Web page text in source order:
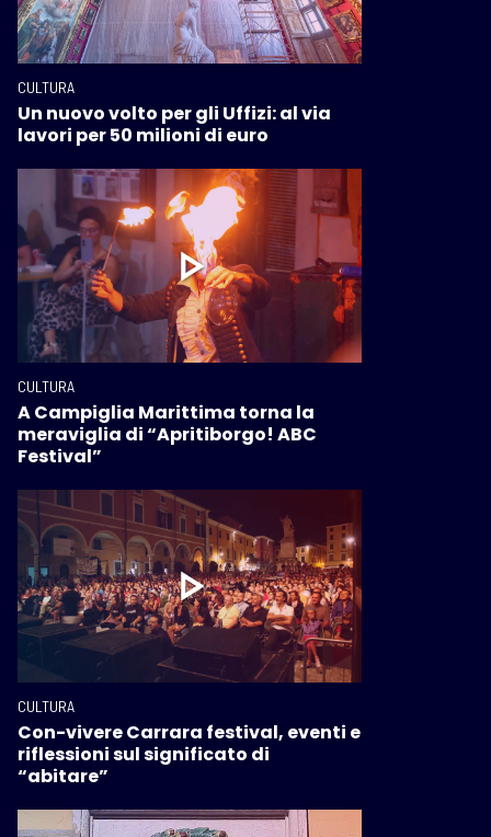
CULTURA
Un nuovo volto per gli Uffizi: al via
lavori per 50 milioni di euro
CULTURA
A Campiglia Marittima torna la
meraviglia di “Apritiborgo! ABC
Festival”
CULTURA
Con-vivere Carrara festival, eventi e
riflessioni sul significato di
“abitare”